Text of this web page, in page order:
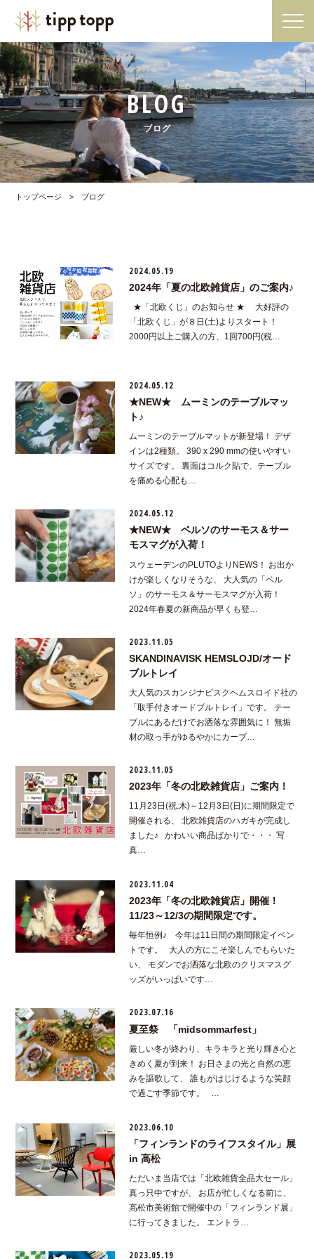
BLOG
ブログ
トップページ > ブログ
2024.05.19
2024年「夏の北欧雑貨店」のご案内♪
★「北欧くじ」のお知らせ ★ 大好評の
「北欧くじ」が８日(土)よりスタート！
2000円以上ご購入の方、1回700円(税…
2024.05.12
★NEW★ ムーミンのテーブルマッ
ト♪
ムーミンのテーブルマットが新登場！ デザ
インは2種類。 390 x 290 mmの使いやすい
サイズです。 裏面はコルク貼で、テーブル
を痛める心配も…
2024.05.12
★NEW★ ベルソのサーモス＆サー
モスマグが入荷！
スウェーデンのPLUTOよりNEWS！ お出か
けが楽しくなりそうな、 大人気の「ベル
ソ」のサーモス＆サーモスマグが入荷！
2024年春夏の新商品が早くも登…
2023.11.05
SKANDINAVISK HEMSLOJD/オード
ブルトレイ
大人気のスカンジナビスクヘムスロイド社の
「取手付きオードブルトレイ」です。 テー
ブルにあるだけでお洒落な雰囲気に！ 無垢
材の取っ手がゆるやかにカーブ…
2023.11.05
2023年「冬の北欧雑貨店」ご案内！
11月23日(祝.木)～12月3日(日)に期間限定で
開催される、 北欧雑貨店のハガキが完成し
ました♪ かわいい商品ばかりで・・・ 写
真…
2023.11.04
2023年「冬の北欧雑貨店」開催！
11/23～12/3の期間限定です。
毎年恒例♪ 今年は11日間の期間限定イベン
トです。 大人の方にこそ楽しんでもらいた
い、 モダンでお洒落な北欧のクリスマスグ
ッズがいっぱいです…
2023.07.16
夏至祭 「midsommarfest」
厳しい冬が終わり、キラキラと光り輝き心と
きめく夏が到来！ お日さまの光と自然の恵
みを謳歌して、 誰もがはじけるような笑顔
で過ごす季節です。 …
2023.06.10
「フィンランドのライフスタイル」展
in 高松
ただいま当店では「北欧雑貨全品大セール」
真っ只中ですが、 お店が忙しくなる前に、
高松市美術館で開催中の「フィンランド展」
に行ってきました。 エントラ…
2023.05.19